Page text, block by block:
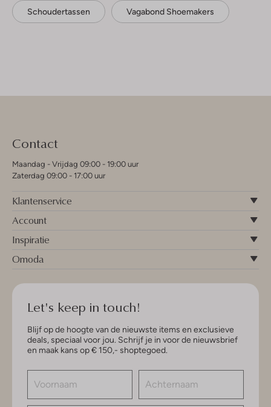
Schoudertassen Vagabond Shoemakers
Contact
Maandag - Vrijdag 09:00 - 19:00 uur
Zaterdag 09:00 - 17:00 uur
Klantenservice
Account
Inspiratie
Omoda
Let's keep in touch!
Blijf op de hoogte van de nieuwste items en exclusieve
deals, speciaal voor jou. Schrijf je in voor de nieuwsbrief
en maak kans op € 150,- shoptegoed.